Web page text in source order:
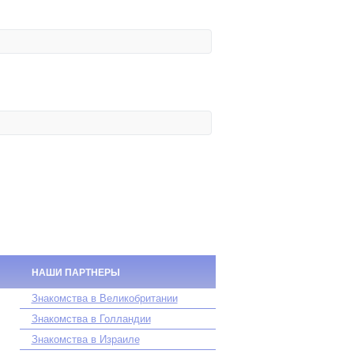
НАШИ ПАРТНЕРЫ
Знакомства в Великобритании
Знакомства в Голландии
Знакомства в Израиле